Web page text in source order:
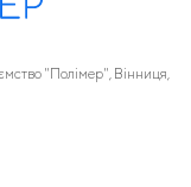
"Полімер", Вінниця,